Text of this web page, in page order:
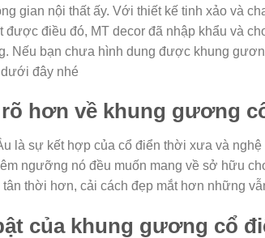
gian nội thất ấy. Với thiết kế tinh xảo và
được điều đó, MT decor đã nhập khẩu và
Nếu bạn chưa hình dung được khung
đây nhé
hơn về khung gương
là sự kết hợp của cổ điển thời xưa và
ngưỡng nó đều muốn mang về sở hữu
thời hơn, cải cách đẹp mắt hơn những
của khung gương cổ